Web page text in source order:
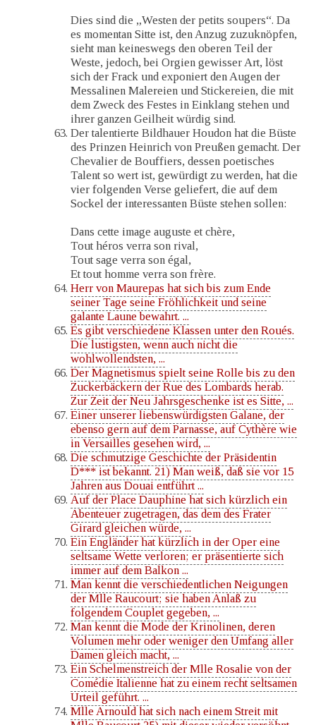
Dies sind die „Westen der petits soupers“. Da
es momentan Sitte ist, den Anzug zuzuknöpfen,
sieht man keineswegs den oberen Teil der
Weste, jedoch, bei Orgien gewisser Art, löst
sich der Frack und exponiert den Augen der
Messalinen Malereien und Stickereien, die mit
dem Zweck des Festes in Einklang stehen und
ihrer ganzen Geilheit würdig sind.
Der talentierte Bildhauer Houdon hat die Büste
des Prinzen Heinrich von Preußen gemacht. Der
Chevalier de Bouffiers, dessen poetisches
Talent so wert ist, gewürdigt zu werden, hat die
vier folgenden Verse geliefert, die auf dem
Sockel der interessanten Büste stehen sollen:
Dans cette image auguste et chère,
Tout héros verra son rival,
Tout sage verra son égal,
Et tout homme verra son frère.
Herr von Maurepas hat sich bis zum Ende
seiner Tage seine Fröhlichkeit und seine
galante Laune bewahrt. ...
Es gibt verschiedene Klassen unter den Roués.
Die lustigsten, wenn auch nicht die
wohlwollendsten, ...
Der Magnetismus spielt seine Rolle bis zu den
Zuckerbäckern der Rue des Lombards herab.
Zur Zeit der Neu Jahrsgeschenke ist es Sitte, ...
Einer unserer liebenswürdigsten Galane, der
ebenso gern auf dem Parnasse, auf Cythère wie
in Versailles gesehen wird, ...
Die schmutzige Geschichte der Präsidentin
D*** ist bekannt. 21) Man weiß, daß sie vor 15
Jahren aus Douai entführt ...
Auf der Place Dauphine hat sich kürzlich ein
Abenteuer zugetragen, das dem des Frater
Girard gleichen würde, ...
Ein Engländer hat kürzlich in der Oper eine
seltsame Wette verloren; er präsentierte sich
immer auf dem Balkon ...
Man kennt die verschiedentlichen Neigungen
der Mlle Raucourt; sie haben Anlaß zu
folgendem Couplet gegeben, ...
Man kennt die Mode der Krinolinen, deren
Volumen mehr oder weniger den Umfang aller
Damen gleich macht, ...
Ein Schelmenstreich der Mlle Rosalie von der
Comédie Italienne hat zu einem recht seltsamen
Urteil geführt. ...
Mlle Arnould hat sich nach einem Streit mit